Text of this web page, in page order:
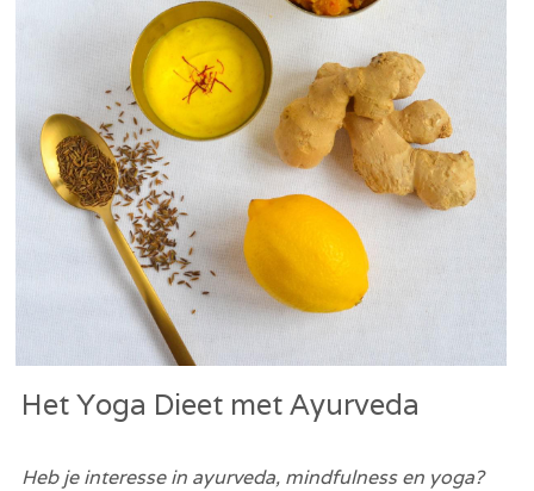
Het Yoga Dieet met Ayurveda
Heb je interesse in ayurveda, mindfulness en yoga?